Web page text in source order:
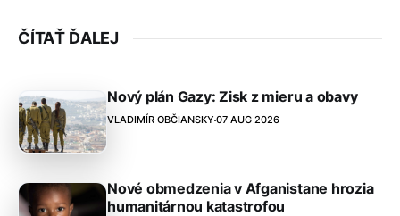
ČÍTAŤ ĎALEJ
Nový plán Gazy: Zisk z mieru a obavy
VLADIMÍR OBČIANSKY 07 AUG 2026
Nové obmedzenia v Afganistane hrozia
humanitárnou katastrofou